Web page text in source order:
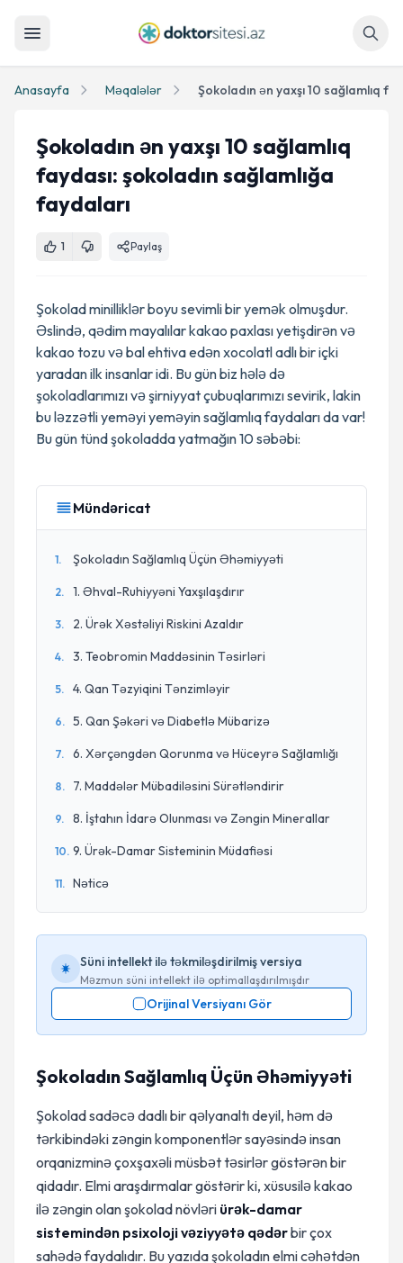
Anasayfa Məqalələr
Şokoladın ən yaxşı 10 sağlamlıq
faydası: şokoladın sağlamlığa
faydaları
1 Paylaş
Şokolad minilliklər boyu sevimli bir yemək olmuşdur.
Əslində, qədim mayalılar kakao paxlası yetişdirən və
kakao tozu və bal ehtiva edən xocolatl adlı bir içki
yaradan ilk insanlar idi. Bu gün biz hələ də
şokoladlarımızı və şirniyyat çubuqlarımızı sevirik, lakin
bu ləzzətli yeməyi yeməyin sağlamlıq faydaları da var!
Bu gün tünd şokoladda yatmağın 10 səbəbi:
Mündəricat
1. Şokoladın Sağlamlıq Üçün Əhəmiyyəti
2. 1. Əhval-Ruhiyyəni Yaxşılaşdırır
3. 2. Ürək Xəstəliyi Riskini Azaldır
4. 3. Teobromin Maddəsinin Təsirləri
5. 4. Qan Təzyiqini Tənzimləyir
6. 5. Qan Şəkəri və Diabetlə Mübarizə
7. 6. Xərçəngdən Qorunma və Hüceyrə Sağlamlığı
8. 7. Maddələr Mübadiləsini Sürətləndirir
9. 8. İştahın İdarə Olunması və Zəngin Minerallar
10. 9. Ürək-Damar Sisteminin Müdafiəsi
11. Nəticə
Süni intellekt ilə təkmiləşdirilmiş versiya
Məzmun süni intellekt ilə optimallaşdırılmışdır
Orijinal Versiyanı Gör
Şokoladın Sağlamlıq Üçün Əhəmiyyəti
Şokolad sadəcə dadlı bir qəlyanaltı deyil, həm də
tərkibindəki zəngin komponentlər sayəsində insan
orqanizminə çoxşaxəli müsbət təsirlər göstərən bir
qidadır. Elmi araşdırmalar göstərir ki, xüsusilə kakao
ilə zəngin olan şokolad növləri ürək-damar
sistemindən psixoloji vəziyyətə qədərbir çox
sahədə faydalıdır. Bu yazıda şokoladın elmi cəhətdən